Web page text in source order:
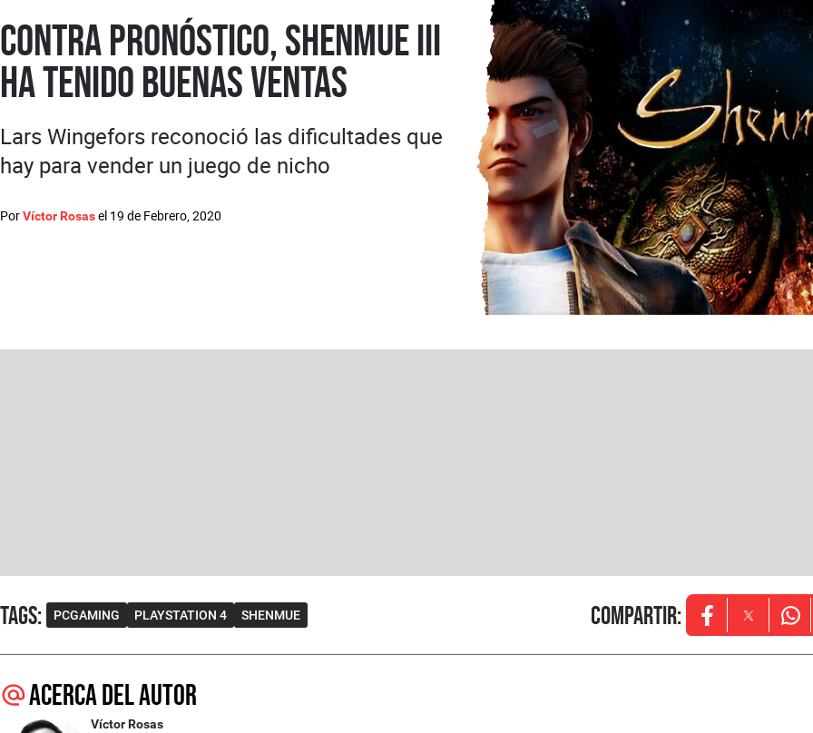
Contra pronóstico, Shenmue III
ha tenido buenas ventas
PorVíctor Rosasel 19 de Febrero, 2020
Lars Wingefors reconoció las dificultades que
hay para vender un juego de nicho
Tags: PCGAMING PLAYSTATION 4 SHENMUE Compartir: Opens in new
Opens in
Acerca del autor
Víctor Rosas